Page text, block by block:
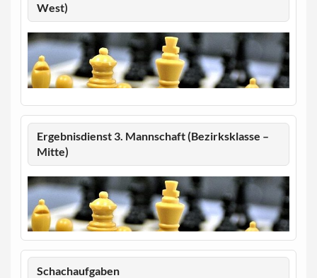
West)
Ergebnisdienst 3. Mannschaft (Bezirksklasse –
Mitte)
Schachaufgaben